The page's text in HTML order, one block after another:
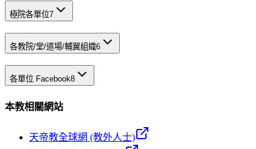
極院各單位7
各教院/堂/道場/輔翼組織6
各單位 Facebook8
本教相關網站
天帝教全球網 (教外人士)